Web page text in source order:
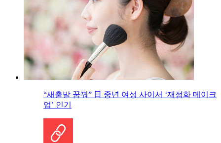
“새출발 꿈꿔” 日 중년 여성 사이서 ‘재점화 메이크
업’ 인기